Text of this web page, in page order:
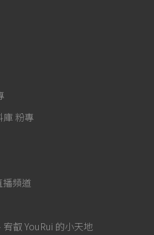
粉專
播頻道
宥叡 YouRui 的小天地